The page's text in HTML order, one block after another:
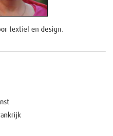
textiel en design.